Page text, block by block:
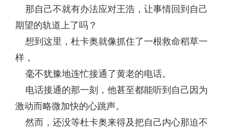
那自己不就有办法应对王浩，让事情回到自己
期望的轨道上了吗？
想到这里，杜卡奥就像抓住了一根救命稻草一
样，
毫不犹豫地连忙接通了黄老的电话。
电话接通的那一刻，他甚至都能听到自己因为
激动而略微加快的心跳声。
然而，还没等杜卡奥来得及把自己内心那迫不